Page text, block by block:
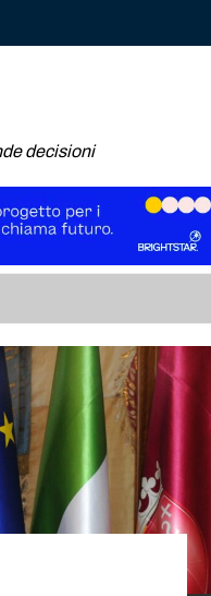
decisioni